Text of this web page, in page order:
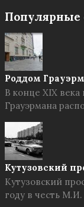
Популярные
Роддом
В конце XIX
Грауэрмана
Кутузовский
Кутузовский
году в честь М.И.